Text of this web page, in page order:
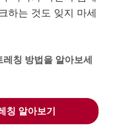
하는 것도 잊지 마세
칭 방법을 알아보세
칭 알아보기